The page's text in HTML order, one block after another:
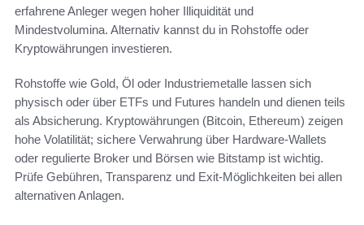
erfahrene Anleger wegen hoher Illiquidität und
Mindestvolumina. Alternativ kannst du in Rohstoffe oder
Kryptowährungen investieren.
Rohstoffe wie Gold, Öl oder Industriemetalle lassen sich
physisch oder über ETFs und Futures handeln und dienen teils
als Absicherung. Kryptowährungen (Bitcoin, Ethereum) zeigen
hohe Volatilität; sichere Verwahrung über Hardware-Wallets
oder regulierte Broker und Börsen wie Bitstamp ist wichtig.
Prüfe Gebühren, Transparenz und Exit-Möglichkeiten bei allen
alternativen Anlagen.